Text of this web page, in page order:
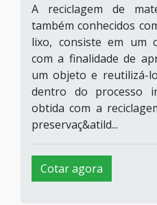
A reciclagem de
também conhecidos
lixo, consiste em um
com a finalidade de
um objeto e reutilizá-
dentro do processo
obtida com a
preservaç&atild...
Cotar agora